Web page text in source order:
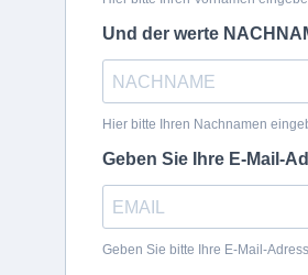
Und der werte
Hier bitte Ihren Nachnamen
Geben Sie Ihre E-Mail-
Geben Sie bitte Ihre E-Mail-